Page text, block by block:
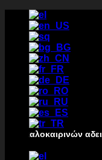
Passer
contenu
αδειών |